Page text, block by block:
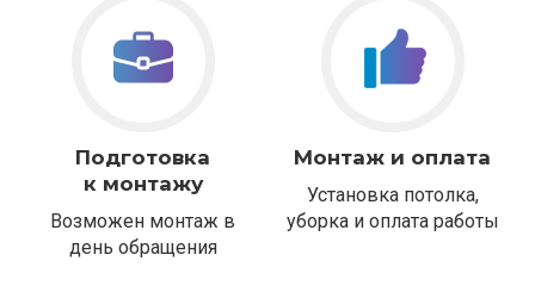
Подготовка
к монтажу
Возможен монтаж в
день обращения
Монтаж и оплата
Установка потолка,
уборка и оплата работы